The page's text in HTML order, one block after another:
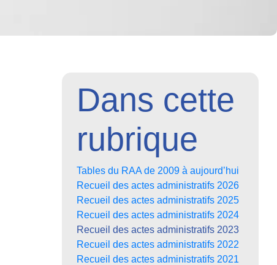
Dans cette
rubrique
Tables du RAA de 2009 à aujourd’hui
Recueil des actes administratifs 2026
Recueil des actes administratifs 2025
Recueil des actes administratifs 2024
Recueil des actes administratifs 2023
Recueil des actes administratifs 2022
Recueil des actes administratifs 2021